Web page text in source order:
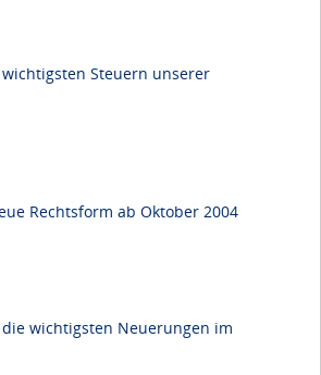
Steuern unserer
Rechtsform ab Oktober 2004
wichtigsten Neuerungen im